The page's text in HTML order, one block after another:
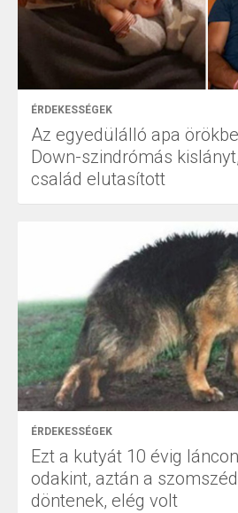
ÉRDEKESSÉGEK
Az egyedülálló apa
Down-szindrómás
család elutasított
ÉRDEKESSÉGEK
Ezt a kutyát 10 évig
odakint, aztán a
döntenek, elég volt